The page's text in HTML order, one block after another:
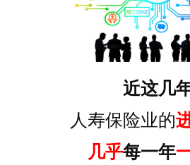
近这几
人寿保险业的
几乎每一年